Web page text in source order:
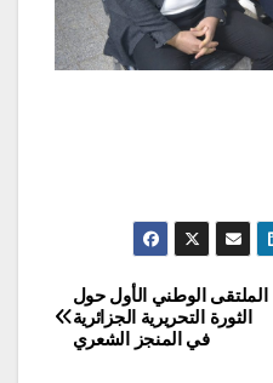
الملتقى الوطني الأول حول
الثورة التحريرية الجزائرية
في المنجز الشعري